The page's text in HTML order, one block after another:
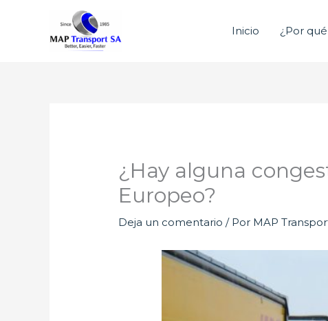
contenido
Inicio ¿Por
¿Hay alguna
Europeo?
Deja un comentario / Por MAP